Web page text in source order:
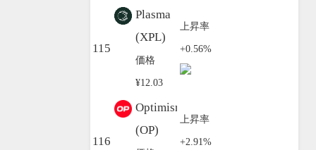
115
Plasma
(XPL)
価格
¥12.03
上昇率
+0.56%
116
Optimism
(OP)
上昇率
+2.91%